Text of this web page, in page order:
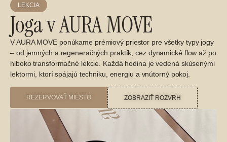
LEKCIA
Joga v AURA MOVE
V AURA MOVE ponúkame prémiový priestor pre všetky typy jogy
– od jemných a regeneračných praktík, cez dynamické flow až po
hlboko transformačné lekcie. Každá hodina je vedená skúsenými
lektormi, ktorí spájajú techniku, energiu a vnútorný pokoj.
REZERVOVAŤ MIESTO ZOBRAZIŤ ROZVRH